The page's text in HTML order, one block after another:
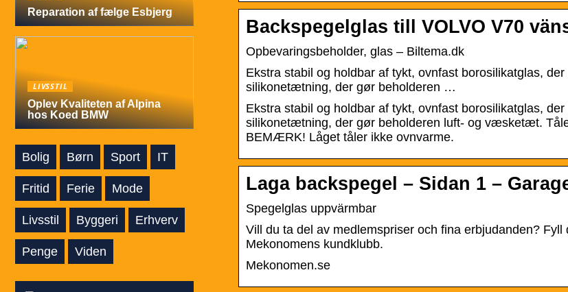
Backspegelglas till VOLVO V70
Opbevaringsbeholder, glas – Biltema.dk
Ekstra stabil og holdbar af tykt, ovnfast borosilikatglas,
silikonetætning, der gør beholderen …
Ekstra stabil og holdbar af tykt, ovnfast borosilikatglas,
silikonetætning, der gør beholderen luft- og væsketæt.
BEMÆRK! Låget tåler ikke ovnvarme.
Laga backspegel – Sidan 1 –
Spegelglas uppvärmbar
Vill du ta del av medlemspriser och fina erbjudanden?
Mekonomens kundklubb.
Mekonomen.se
Reparation af fælge Esbjerg
LIVSSTIL
Oplev Kvaliteten af Alpina
hos Koed BMW
Bolig Børn Sport IT
Fritid Ferie Mode
Livsstil Byggeri Erhverv
Penge Viden